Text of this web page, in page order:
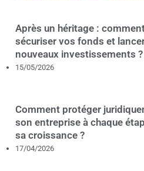
Après un héritage :
sécuriser vos fonds et
nouveaux investissements ?
15/05/2026
Comment protéger
son entreprise à chaque
sa croissance ?
17/04/2026